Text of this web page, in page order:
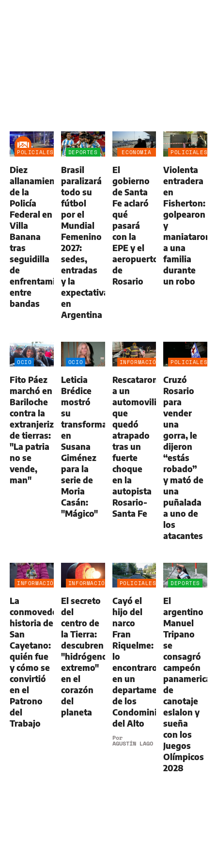
POLICIALES
Diez
allanamientos
de la
Policía
Federal en
Villa
Banana
tras
seguidilla
de
enfrentamientos
entre
bandas
DEPORTES
Brasil
paralizará
todo su
fútbol
por el
Mundial
Femenino
2027:
sedes,
entradas
y la
expectativa
en
Argentina
ECONOMÍA
El
gobierno
de Santa
Fe aclaró
qué
pasará
con la
EPE y el
aeropuerto
de
Rosario
POLICIALES
Violenta
entradera
en
Fisherton:
golpearon
y
maniataron
a una
familia
durante
un robo
OCIO
Fito Páez
marchó en
Bariloche
contra la
extranjerización
de tierras:
"La patria
no se
vende,
man"
OCIO
Leticia
Brédice
mostró
su
transformación
en
Susana
Giménez
para la
serie de
Moria
Casán:
"Mágico"
INFORMACIÓN
Rescataron
a un
automovilista
que
quedó
atrapado
tras un
fuerte
choque
en la
autopista
Rosario-
Santa Fe
POLICIALES
Cruzó
Rosario
para
vender
una
gorra, le
dijeron
“estás
robado”
y mató de
una
puñalada
a uno de
los
atacantes
INFORMACIÓN
La
conmovedora
historia de
San
Cayetano:
quién fue
y cómo se
convirtió
en el
Patrono
del
Trabajo
INFORMACIÓN
El secreto
del
centro de
la Tierra:
descubren
"hidrógeno
extremo"
en el
corazón
del
planeta
POLICIALES
Cayó el
hijo del
narco
Fran
Riquelme:
lo
encontraron
en un
departamento
de los
Condominios
del Alto
Por
AGUSTÍN LAGO
DEPORTES
El
argentino
Manuel
Tripano
se
consagró
campeón
de
canotaje
eslalon y
sueña
con los
Juegos
Olímpicos
2028